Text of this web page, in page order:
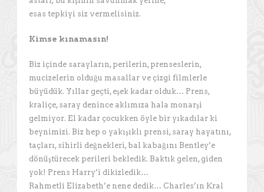
esas tepkiyi siz vermelisiniz.
Kimse kınamasın!
Biz içinde sarayların, perilerin, prenseslerin,
mucizelerin olduğu masallar ve çizgi filmlerle
büyüdük. Yıllar geçti, eşek kadar olduk… Prens,
kraliçe, saray denince aklımıza hala monarşi
gelmiyor. El kadar çocukken öyle bir yıkadılar ki
beynimizi. Biz hep o yakışıklı prensi, saray hayatını,
taçları, sihirli değnekleri, bal kabağını Bentley’e
dönüştürecek perileri bekledik. Baktık gelen, giden
yok! Prens Harry’i dikizledik…
Rahmetli Elizabeth’e nene dedik… Charles’ın Kral